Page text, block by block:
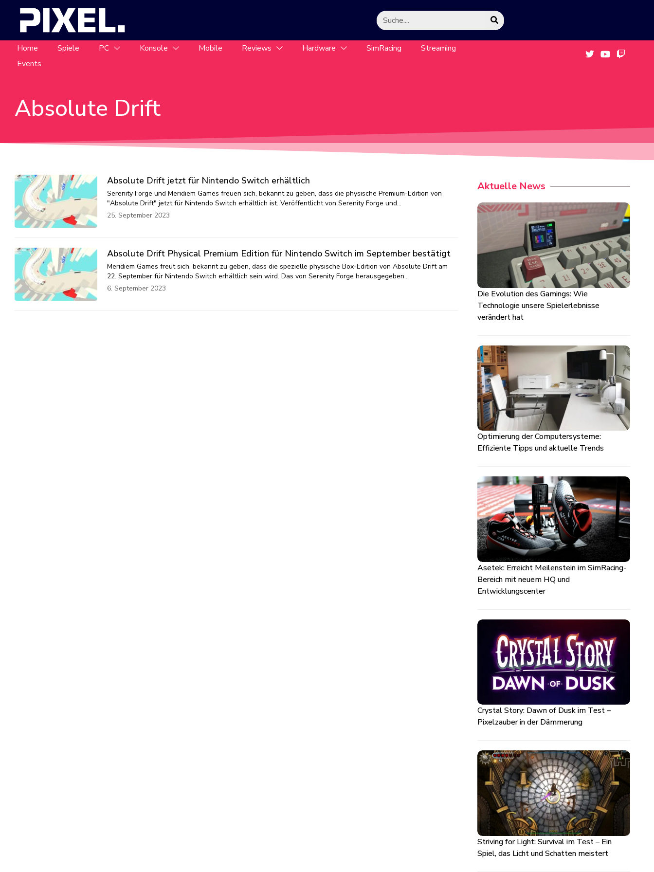
Home Spiele PC Konsole Mobile Reviews Hardware SimRacing
Streaming
Events
Absolute Drift
Absolute Drift jetzt für Nintendo Switch erhältlich
Serenity Forge und Meridiem Games freuen sich, bekannt zu geben, dass die physische Premium-Edition von
"Absolute Drift" jetzt für Nintendo Switch erhältlich ist. Veröffentlicht von Serenity Forge und…
25. September 2023
Absolute Drift Physical Premium Edition für Nintendo Switch im September bestätigt
Meridiem Games freut sich, bekannt zu geben, dass die spezielle physische Box-Edition von Absolute Drift am
22. September für Nintendo Switch erhältlich sein wird. Das von Serenity Forge herausgegeben…
6. September 2023
Aktuelle News
Die Evolution des Gamings: Wie
Technologie unsere Spielerlebnisse
verändert hat
Optimierung der Computersysteme:
Effiziente Tipps und aktuelle Trends
Asetek: Erreicht Meilenstein im SimRacing-
Bereich mit neuem HQ und
Entwicklungscenter
Crystal Story: Dawn of Dusk im Test –
Pixelzauber in der Dämmerung
Striving for Light: Survival im Test – Ein
Spiel, das Licht und Schatten meistert